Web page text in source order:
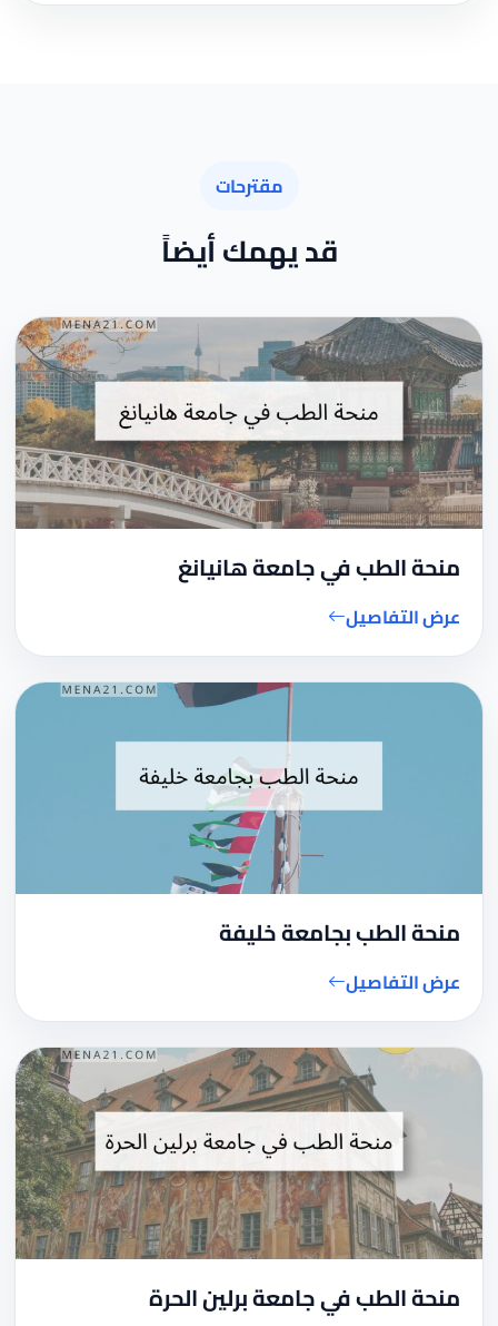
مقترحات
قد يهمك أيضاً
منحة الطب في جامعة هانيانغ
عرض التفاصيل
منحة الطب بجامعة خليفة
عرض التفاصيل
منحة الطب في جامعة برلين الحرة